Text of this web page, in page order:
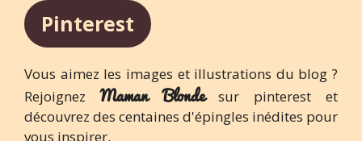
Pinterest
Vous aimez les images et illustrations du blog ?
RejoignezMaman Blondesur pinterest et
découvrez des centaines d'épingles inédites pour
vous inspirer.